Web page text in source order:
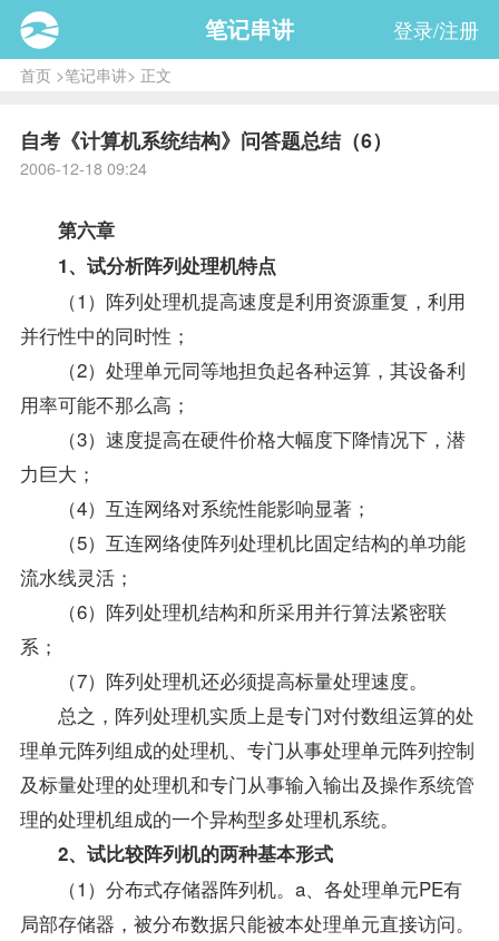
笔记串讲 登录/注册
首页>笔记串讲> 正文
自考《计算机系统结构》问答题总结（6）
2006-12-18 09:24
第六章
1、试分析阵列处理机特点
（1）阵列处理机提高速度是利用资源重复，利用
并行性中的同时性；
（2）处理单元同等地担负起各种运算，其设备利
用率可能不那么高；
（3）速度提高在硬件价格大幅度下降情况下，潜
力巨大；
（4）互连网络对系统性能影响显著；
（5）互连网络使阵列处理机比固定结构的单功能
流水线灵活；
（6）阵列处理机结构和所采用并行算法紧密联
系；
（7）阵列处理机还必须提高标量处理速度。
总之，阵列处理机实质上是专门对付数组运算的处
理单元阵列组成的处理机、专门从事处理单元阵列控制
及标量处理的处理机和专门从事输入输出及操作系统管
理的处理机组成的一个异构型多处理机系统。
2、试比较阵列机的两种基本形式
（1）分布式存储器阵列机。a、各处理单元PE有
局部存储器，被分布数据只能被本处理单元直接访问。